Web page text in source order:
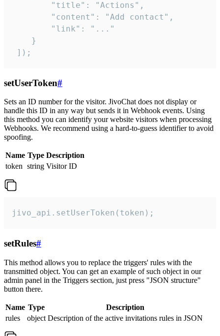
        "title": "Actions",
        "content": "Add contact",
        "link": "..."
    }
]);
setUserToken#
Sets an ID number for the visitor. JivoChat does not display or
handle this ID in any way but sends it in Webhook events. Using
this method you can identify your website visitors when processing
Webhooks. We recommend using a hard-to-guess identifier to avoid
spoofing.
Name Type Description
token string Visitor ID
jivo_api.setUserToken(token);
setRules#
This method allows you to replace the triggers' rules with the
transmitted object. You can get an example of such object in our
admin panel in the Triggers section, just press "JSON structure"
button there.
Name Type
Description
rules
object Description of the active invitations rules in JSON